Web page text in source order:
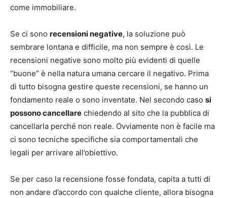
come immobiliare.
Se ci sono recensioni negative, la soluzione può
sembrare lontana e difficile, ma non sempre è così. Le
recensioni negative sono molto più evidenti di quelle
“buone” è nella natura umana cercare il negativo. Prima
di tutto bisogna gestire queste recensioni, se hanno un
fondamento reale o sono inventate. Nel secondo caso si
possono cancellare chiedendo al sito che la pubblica di
cancellarla perché non reale. Ovviamente non è facile ma
ci sono tecniche specifiche sia comportamentali che
legali per arrivare all’obiettivo.
Se per caso la recensione fosse fondata, capita a tutti di
non andare d’accordo con qualche cliente, allora bisogna